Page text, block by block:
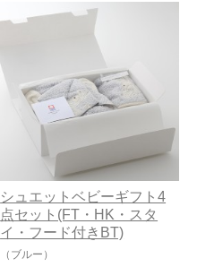
シュエットベビーギフト4
点セット(FT・HK・スタ
イ・フード付きBT)
（ブルー）